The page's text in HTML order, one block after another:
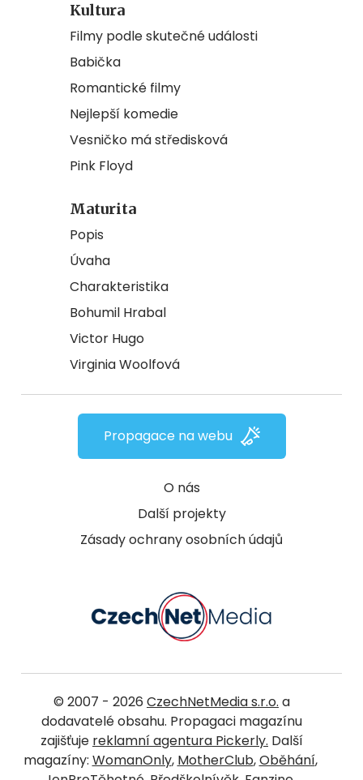
Kultura
Filmy podle skutečné události
Babička
Romantické filmy
Nejlepší komedie
Vesničko má středisková
Pink Floyd
Maturita
Popis
Úvaha
Charakteristika
Bohumil Hrabal
Victor Hugo
Virginia Woolfová
O nás
Další projekty
Zásady ochrany osobních údajů
Propagace na webu
© 2007 - 2026 CzechNetMedia s.r.o. a
dodavatelé obsahu. Propagaci magazínu
zajišťuje reklamní agentura Pickerly. Další
magazíny: WomanOnly, MotherClub,Oběhání,